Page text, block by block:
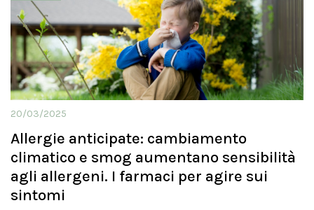
20/03/2025
Allergie anticipate: cambiamento
climatico e smog aumentano sensibilità
agli allergeni. I farmaci per agire sui
sintomi